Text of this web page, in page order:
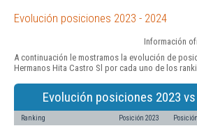
Evolución posiciones 2023 - 2024
Información
A continuación le mostramos la evolución de
Hermanos Hita Castro Sl por cada uno de los
Evolución posiciones 2023
Ranking Posición 2023